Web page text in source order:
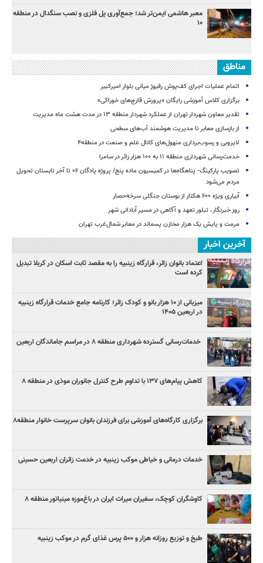
معبر هاشمی ایمن‌تر شد؛ جمع‌آوری پل فلزی و نصب سنگدال در منطقه
۱۰
مناطق
اتمام عملیات اجرای کف‌پوش رفیوژ میانی بلوار امیرکبیر
برگزاری کلاس آموزشی رایگان «پرورش قارچ‌های خوراکی»
تقدیر معاون شهردار تهران از عملکرد شهردار منطقه ۱۳ در مدت هشت ماه مدیریت
از بازسازی معابر تا مدیریت هوشمند آب‌های سطحی
لایروبی و رسوب‌برداری منهول‌های کانال علم و صنعت در منطقه۴
خدمت‌رسانی شهرداری منطقه ۱۱ به ۱۰۰ هزار زائر در سامرا
تصویب پارکینگ- پناهگاه‌ها در کمیسیون ماده پنج/ پروژه پادگان ۰۶ تا آخر تابستان تحویل
مردم می‌شود
آبیاری ویژه ۶۰۰ هکتار از بوستان جنگلی سرخه‌حصار
روز خبرنگار، تبلور تعهد و آگاهی در مسیر آبادانی شهر
مرمت و پایش یک هزار مخازن پسماند در معابر شمال‌غرب تهران
آخرین اخبار
اعتماد بانوان زائر، قرارگاه زینبیه را به مقصد ثابت اسکان در کربلا تبدیل
کرده است
میزبانی از ۱۰ هزار بانو و کودک زائر؛ کارنامه جامع خدمات قرارگاه زینبیه
در اربعین ۱۴۰۵
خدمات‌رسانی گسترده شهرداری منطقه ۸ در مراسم جاماندگان اربعین
کاهش پیام‌های ۱۳۷ با تداوم طرح کنترل جانوران موذی در منطقه ۸
برگزاری کارگاه‌های آموزشی برای فرزندان بانوان سرپرست خانوار منطقه۸
خدمات درمانی و خیاطی موکب زینبیه در خدمت زائران اربعین حسینی
کاوشگران کوچک، سفیران میراث ایران در باغ‌موزه مینیاتور منطقه ۸
طبخ و توزیع روزانه هزار و ۵۰۰ پرس غذای گرم در موکب زینبیه